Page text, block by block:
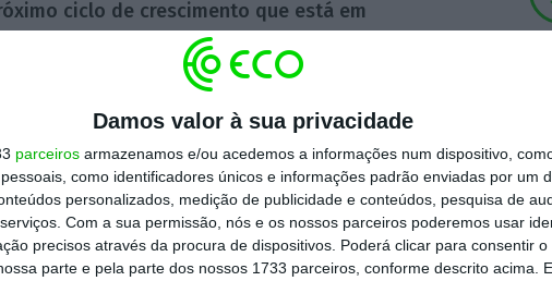
Damos valor à sua privacidade
parceiros armazenamos e/ou acedemos a informações num dispositivo,
como identificadores únicos e informações padrão enviadas por um
personalizados, medição de publicidade e conteúdos, pesquisa de
Com a sua permissão, nós e os nossos parceiros poderemos usar
precisos através da procura de dispositivos. Poderá clicar para consentir o
parte e pela parte dos nossos 1733 parceiros, conforme descrito acima.
ciclo de crescimento que está em
mais rico mantendo o perfil de baixo
sobre o investimento que coloca como
nós e não de investimentos inorgânicos” —
maior valor dos investimentos já
o México, confirmou o CEO, foi descartada.
só concorremos a dois.Eforam os dois
Silva.